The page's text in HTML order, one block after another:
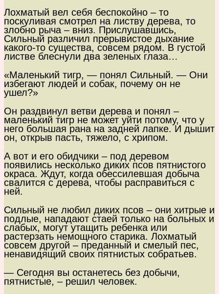
Лохматый вел себя беспокойно – то
поскуливая смотрел на листву дерева, то
злобно рыча – вниз. Прислушавшись,
Сильный различил прерывистое дыхание
какого-то существа, совсем рядом. В густой
листве блеснули два зеленых глаза…
«Маленький тигр, — понял Сильный. — Они
избегают людей и собак, почему он не
ушел?»
Он раздвинул ветви дерева и понял –
маленький тигр не может уйти потому, что у
него большая рана на задней лапке. И дышит
он, открыв пасть, тяжело, с хрипом.
А вот и его обидчики – под деревом
появились несколько диких псов пятнистого
окраса. Ждут, когда обессилевшая добыча
свалится с дерева, чтобы расправиться с
ней.
Сильный не любил диких псов – они хитрые и
подлые, нападают стаей только на больных и
слабых, могут утащить ребенка или
растерзать немощного старика. Лохматый
совсем другой – преданный и смелый пес,
ненавидящий своих пятнистых собратьев.
— Сегодня вы останетесь без добычи,
пятнистые, – решил человек.